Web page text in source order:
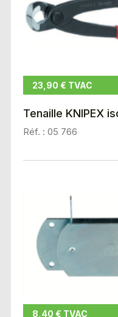
23,90 € TVAC
Tenaille KNIPEX
Réf. : 05 766
8,40 € TVAC